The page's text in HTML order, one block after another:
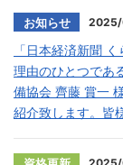
お知らせ
「日本経済新聞
理由のひとつであ
備協会 齊藤 賞一
紹介致します。皆